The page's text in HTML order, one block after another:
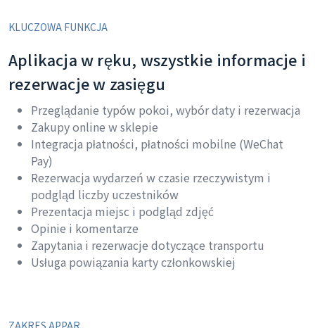
KLUCZOWA FUNKCJA
Aplikacja w ręku, wszystkie informacje i
rezerwacje w zasięgu
Przeglądanie typów pokoi, wybór daty i rezerwacja
Zakupy online w sklepie
Integracja płatności, płatności mobilne (WeChat
Pay)
Rezerwacja wydarzeń w czasie rzeczywistym i
podgląd liczby uczestników
Prezentacja miejsc i podgląd zdjęć
Opinie i komentarze
Zapytania i rezerwacje dotyczące transportu
Usługa powiązania karty członkowskiej
ZAKRES APPAR